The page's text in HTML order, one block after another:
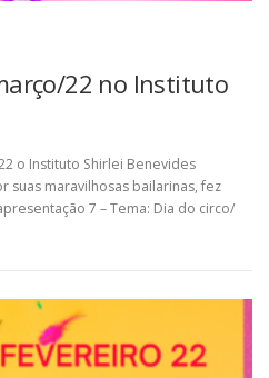
22 no Instituto
o Instituto Shirlei Benevides
maravilhosas bailarinas, fez
7 – Tema: Dia do circo/